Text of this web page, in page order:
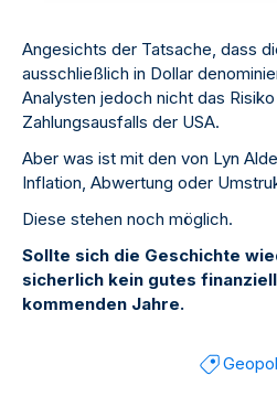
Angesichts der Tatsache, dass
ausschließlich in Dollar
Analysten jedoch nicht das
Zahlungsausfalls der USA.
Aber was ist mit den von Lyn
Inflation, Abwertung oder
Diese stehen noch möglich.
Sollte sich die Geschichte
sicherlich kein gutes
kommenden Jahre.